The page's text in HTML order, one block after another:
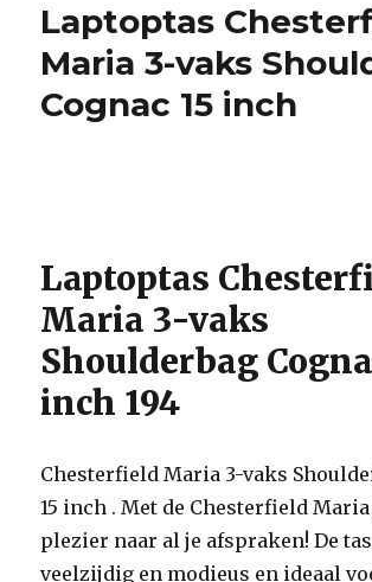
Laptoptas
Maria 3-vaks
Cognac 15 inch
Laptoptas
Maria 3-vaks
Shoulderbag
inch 194
Chesterfield Maria 3-vaks
15 inch . Met de Chesterfield
plezier naar al je afspraken! De
veelzijdig en modieus en ideaal